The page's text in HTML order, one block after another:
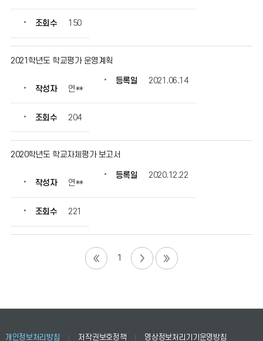
조회수 150
2021학년도 학교평가 운영계획
작성자 연**
등록일 2021.06.14
조회수 204
2020학년도 학교자체평가 보고서
작성자 연**
등록일 2020.12.22
조회수 221
1
개인정보처리방침 저작권보호정책 영상정보처리기기운영방침